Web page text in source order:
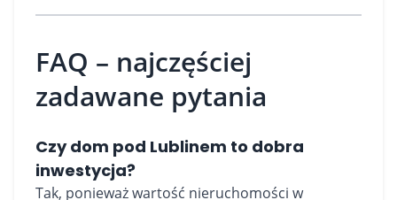
FAQ – najczęściej
zadawane pytania
Czy dom pod Lublinem to dobra
inwestycja?
Tak, ponieważ wartość nieruchomości w